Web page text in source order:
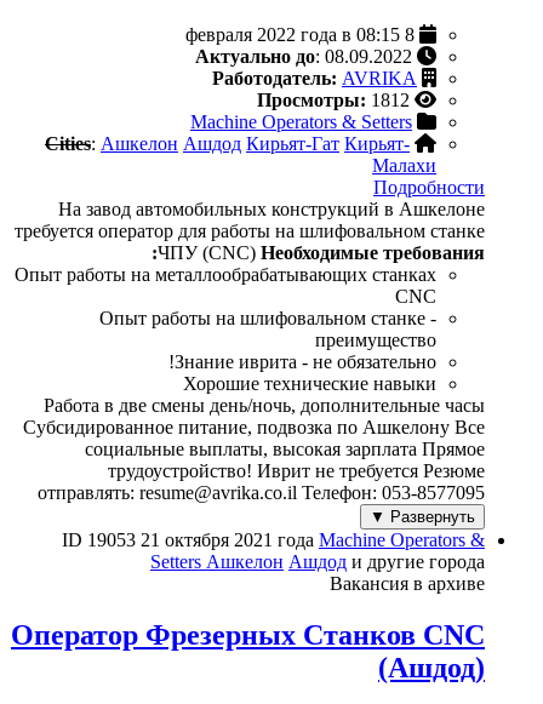
Актуально до: 08.09.2022
Работодатель: AVRIKA
Просмотры: 1812
Machine Operators & Setters
Cities: Ашкелон Ашдод Кирьят-Гат Кирьят-
Малахи
Подробности
На завод автомобильных конструкций в Ашкелоне
требуется оператор для работы на шлифовальном станке
ЧПУ (CNC) Необходимые требования:
Опыт работы на металлообрабатывающих станках
CNC
Опыт работы на шлифовальном станке -
преимущество
Знание иврита - не обязательно!
Хорошие технические навыки
Работа в две смены день/ночь, дополнительные часы
Субсидированное питание, подвозка по Ашкелону Все
социальные выплаты, высокая зарплата Прямое
трудоустройство! Иврит не требуется Резюме
отправлять: resume@avrika.co.il Телефон: 053-8577095
Развернуть ▼
ID 19053 21 октября 2021 года Machine Operators &
Setters Ашкелон Ашдод и другие города
Вакансия в архиве
Оператор Фрезерных Станков CNC
(Ашдод)